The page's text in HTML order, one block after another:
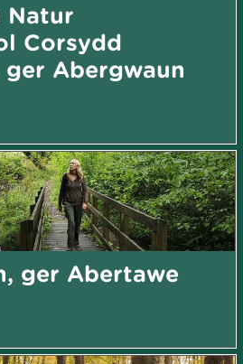
Natur
Corsydd
Abergwaun
ger Abertawe